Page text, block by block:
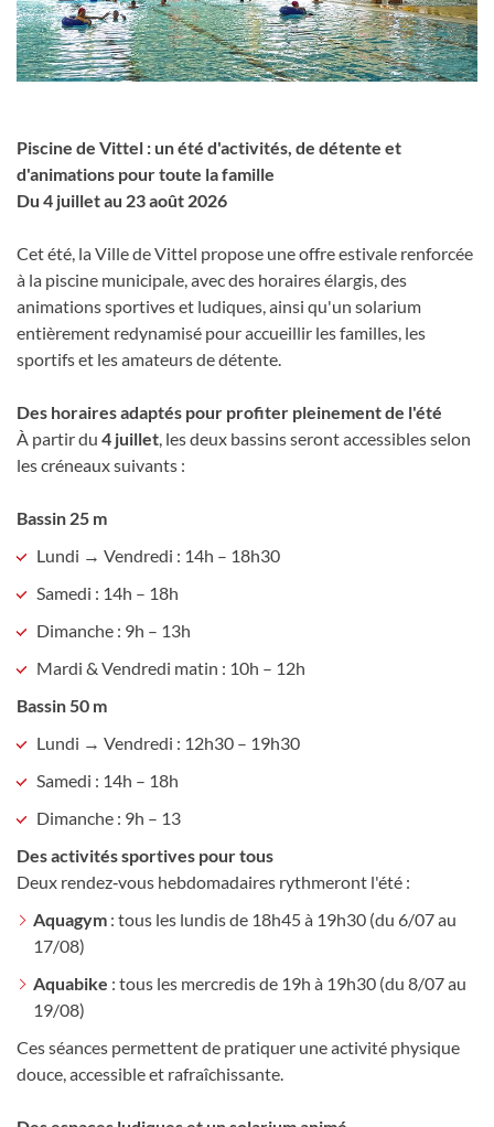
Piscine de Vittel : un été d'activités, de détente et
d'animations pour toute la famille
Du 4 juillet au 23 août 2026
Cet été, la Ville de Vittel propose une offre estivale renforcée
à la piscine municipale, avec des horaires élargis, des
animations sportives et ludiques, ainsi qu'un solarium
entièrement redynamisé pour accueillir les familles, les
sportifs et les amateurs de détente.
Des horaires adaptés pour profiter pleinement de l'été
À partir du 4 juillet, les deux bassins seront accessibles selon
les créneaux suivants :
Bassin 25 m
Lundi → Vendredi : 14h – 18h30
Samedi : 14h – 18h
Dimanche : 9h – 13h
Mardi & Vendredi matin : 10h – 12h
Bassin 50 m
Lundi → Vendredi : 12h30 – 19h30
Samedi : 14h – 18h
Dimanche : 9h – 13
Des activités sportives pour tous
Deux rendez‑vous hebdomadaires rythmeront l'été :
Aquagym : tous les lundis de 18h45 à 19h30 (du 6/07 au
17/08)
Aquabike : tous les mercredis de 19h à 19h30 (du 8/07 au
19/08)
Ces séances permettent de pratiquer une activité physique
douce, accessible et rafraîchissante.